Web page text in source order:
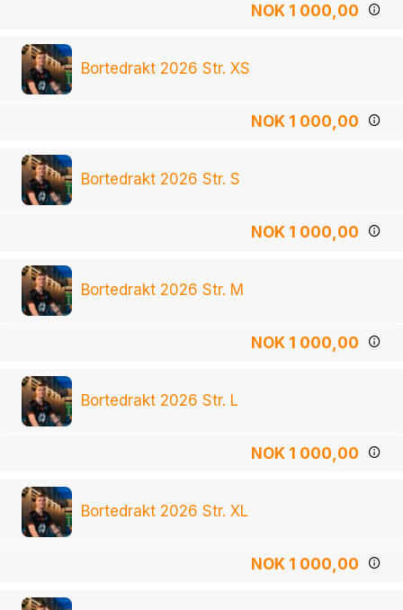
NOK 1 000,00
Bortedrakt 2026 Str. XS
NOK 1 000,00
Bortedrakt 2026 Str. S
NOK 1 000,00
Bortedrakt 2026 Str. M
NOK 1 000,00
Bortedrakt 2026 Str. L
NOK 1 000,00
Bortedrakt 2026 Str. XL
NOK 1 000,00